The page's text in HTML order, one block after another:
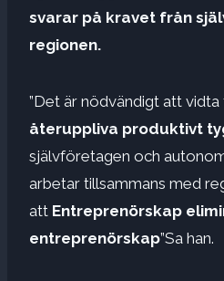
svarar på kravet från
regionen.
”Det är nödvändigt att
återuppliva produktivt
självföretagen och
arbetar tillsammans med
att Entreprenörskap
entreprenörskap”Sa han.